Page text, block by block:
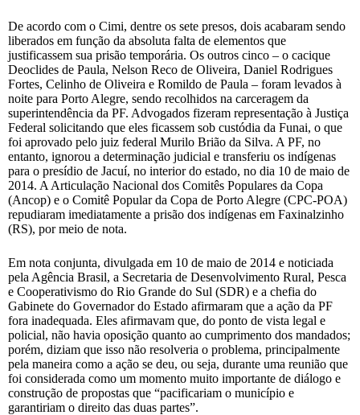
De acordo com o Cimi, dentre os sete presos, dois acabaram sendo
liberados em função da absoluta falta de elementos que
justificassem sua prisão temporária. Os outros cinco – o cacique
Deoclides de Paula, Nelson Reco de Oliveira, Daniel Rodrigues
Fortes, Celinho de Oliveira e Romildo de Paula – foram levados à
noite para Porto Alegre, sendo recolhidos na carceragem da
superintendência da PF. Advogados fizeram representação à Justiça
Federal solicitando que eles ficassem sob custódia da Funai, o que
foi aprovado pelo juiz federal Murilo Brião da Silva. A PF, no
entanto, ignorou a determinação judicial e transferiu os indígenas
para o presídio de Jacuí, no interior do estado, no dia 10 de maio de
2014. A Articulação Nacional dos Comitês Populares da Copa
(Ancop) e o Comitê Popular da Copa de Porto Alegre (CPC-POA)
repudiaram imediatamente a prisão dos indígenas em Faxinalzinho
(RS), por meio de nota.
Em nota conjunta, divulgada em 10 de maio de 2014 e noticiada
pela Agência Brasil, a Secretaria de Desenvolvimento Rural, Pesca
e Cooperativismo do Rio Grande do Sul (SDR) e a chefia do
Gabinete do Governador do Estado afirmaram que a ação da PF
fora inadequada. Eles afirmavam que, do ponto de vista legal e
policial, não havia oposição quanto ao cumprimento dos mandados;
porém, diziam que isso não resolveria o problema, principalmente
pela maneira como a ação se deu, ou seja, durante uma reunião que
foi considerada como um momento muito importante de diálogo e
construção de propostas que “pacificariam o município e
garantiriam o direito das duas partes”.